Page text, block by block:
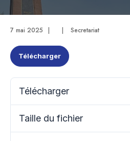
7 mai 2025 | | Secretariat
Télécharger
Télécharger
Taille du fichier